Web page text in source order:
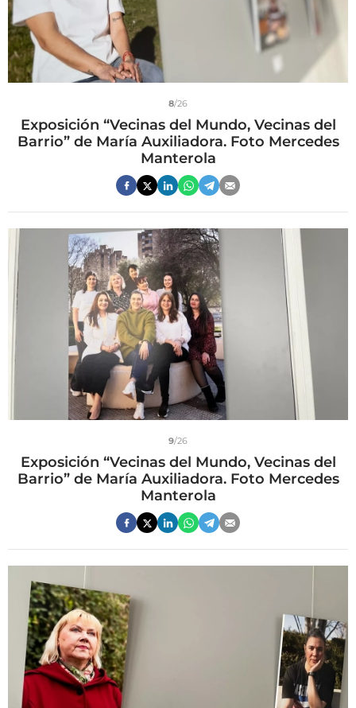
8/26
Exposición “Vecinas del Mundo, Vecinas del
Barrio” de María Auxiliadora. Foto Mercedes
Manterola
9/26
Exposición “Vecinas del Mundo, Vecinas del
Barrio” de María Auxiliadora. Foto Mercedes
Manterola